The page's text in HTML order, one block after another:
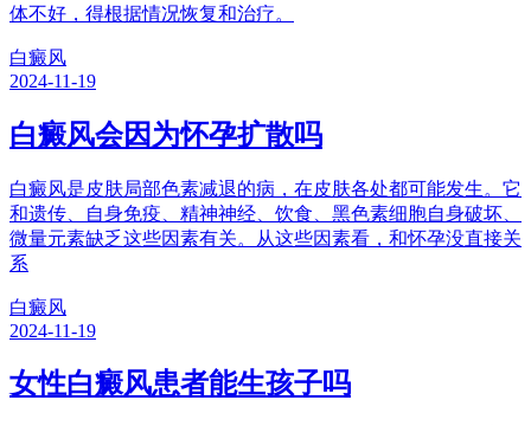
体不好，得根据情况恢复和治疗。
白癜风
2024-11-19
白癜风会因为怀孕扩散吗
白癜风是皮肤局部色素减退的病，在皮肤各处都可能发生。它
和遗传、自身免疫、精神神经、饮食、黑色素细胞自身破坏、
微量元素缺乏这些因素有关。从这些因素看，和怀孕没直接关
系
白癜风
2024-11-19
女性白癜风患者能生孩子吗